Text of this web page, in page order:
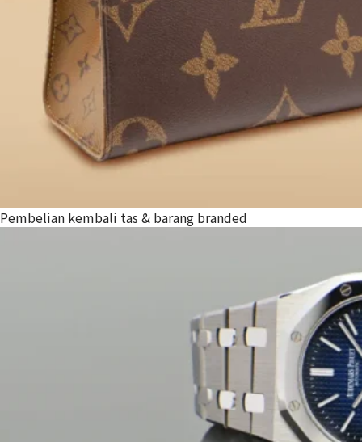
Pembelian kembali tas & barang branded